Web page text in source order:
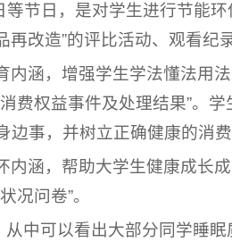
节日，是对学生进行节能
再改造”的评比活动、观看
涵，增强学生学法懂法用
费权益事件及处理结果”。学
边事，并树立正确健康的消
涵，帮助大学生健康成长
况问卷”。
中可以看出大部分同学睡